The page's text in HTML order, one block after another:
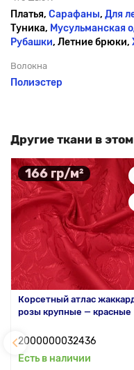
Платья, Сарафаны, Для
Туника, Мусульманская
Рубашки, Летние брюки,
Волокна
Полиэстер
Другие ткани в
166 гр/м²
Корсетный атлас
розы крупные — красные
2000000032436
Есть в наличии